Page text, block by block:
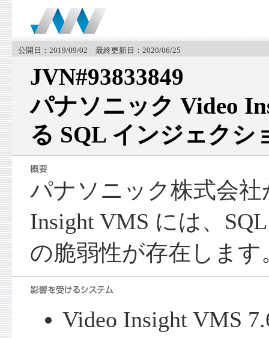
公開日：2019/09/02 最終更新日：2020/06/25
JVN#93833849
パナソニック Video
る SQL インジェクシ
パナソニック株式会
Insight VMS には、
の脆弱性が存在します
Video Insight VMS